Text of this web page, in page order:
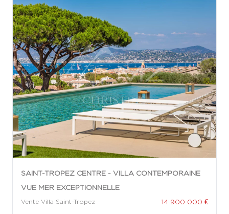
SAINT-TROPEZ CENTRE - VILLA CONTEMPORAINE
VUE MER EXCEPTIONNELLE
Vente Villa Saint-Tropez 14 900 000 €